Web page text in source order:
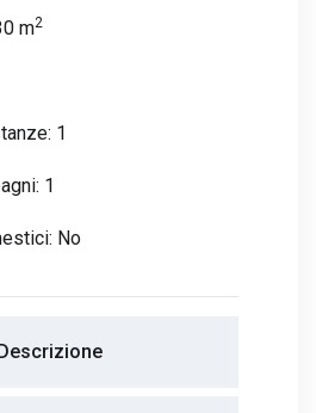
m2
1
1
No
Descrizione